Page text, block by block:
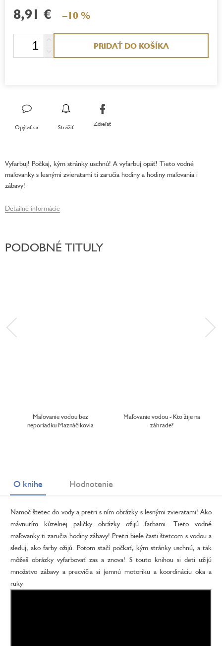
8,91 € –10 %
PRIDAŤ DO KOŠÍKA
Opýtať sa Strážiť Zdieľať
Vyfarbuj! Počkaj, kým stránky uschnú! A vyfarbuj opäť! Tieto vodné
maľovanky s lesnými zvieratami ti zaručia hodiny a hodiny maľovania i
zábavy!
Detailné informácie
PODOBNÉ TITULY
Maľovanie vodou bez
neporiadku Maznáčikovia
Maľovanie vodou - Kto žije na
záhrade?
O knihe Hodnotenie
Namoč štetec do vody a pretri s ním obrázky s lesnými zvieratami! Ako
mávnutím kúzelnej paličky obrázky ožijú farbami. Tieto vodné
maľovanky ti zaručia hodiny zábavy! Pretri biele časti štetcom s vodou a
sleduj, ako farby ožijú. Potom stačí počkať, kým stránky uschnú, a tak
môžeš obrázky vyfarbovať zas a znova! S touto knihou si deti užijú
množstvo zábavy a precvičia si jemnú motoriku a koordináciu oka a
ruky